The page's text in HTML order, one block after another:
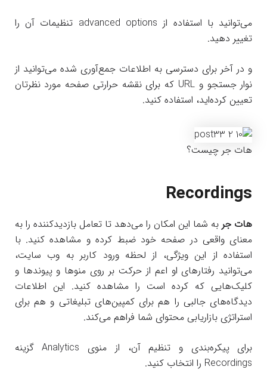
می‌توانید با استفاده از advanced options تنظیمات آن را
تغییر دهید.
و در آخر برای دسترسی به اطلاعات جمع‌آوری شده می‌توانید از
نوار جستجو و URL که برای نقشه حرارتی صفحه مورد نظرتان
تعیین کرده‌اید، استفاده کنید.
هات جر چیست؟
Recordings
هات جر به شما این امکان را می‌دهد تا تعامل بازدیدکننده را به
معنای واقعی در صفحه خود ضبط کرده و مشاهده کنید. با
استفاده از این ویژگی، از لحظه ورود کاربر به وب سایت،
می‌توانید رفتارهای او اعم از حرکت بر روی منوها و پیوندها و
کلیک‌هایی که کرده است را مشاهده کنید. این اطلاعات
دیدگاه‌های جالبی را هم برای کمپین‌های تبلیغاتی و هم برای
استراتژی بازاریابی محتوای شما فراهم می‌کند.
برای پیکره‌بندی و تنظیم آن، از منوی Analytics گزینه
Recordings را انتخاب کنید.